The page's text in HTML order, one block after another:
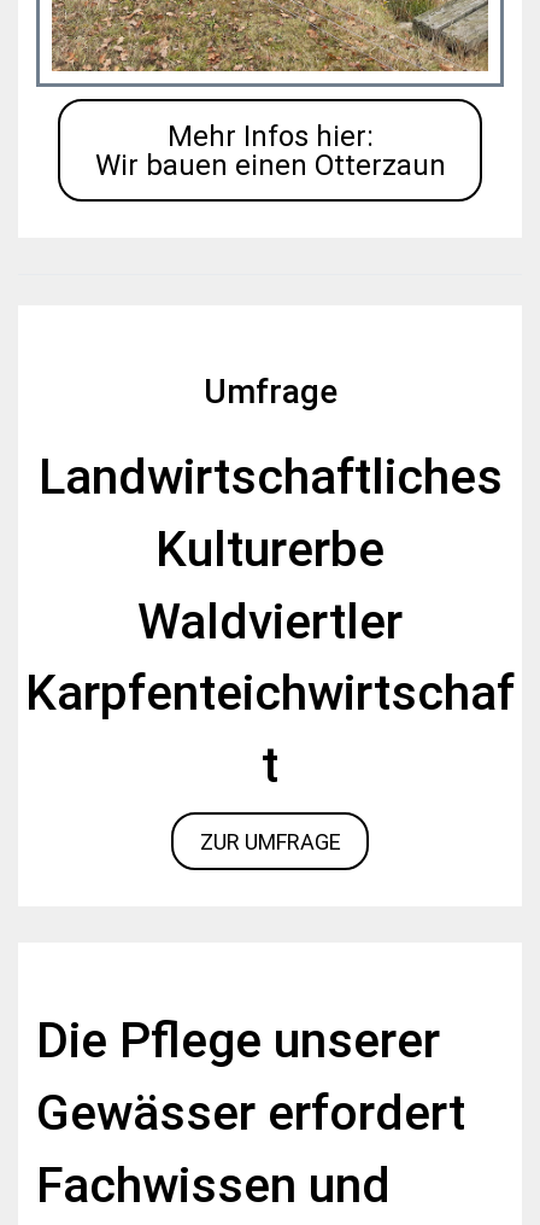
Mehr Infos hier:
Wir bauen einen Otterzaun
Umfrage
Landwirtschaftliches
Kulturerbe
Waldviertler
Karpfenteichwirtschaf
t
ZUR UMFRAGE
Die Pflege unserer
Gewässer erfordert
Fachwissen und